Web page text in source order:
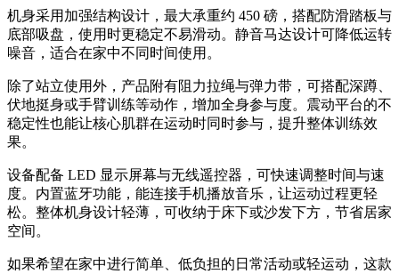
机身采用加强结构设计，最大承重约 450 磅，搭配防滑踏板与
底部吸盘，使用时更稳定不易滑动。静音马达设计可降低运转
噪音，适合在家中不同时间使用。
除了站立使用外，产品附有阻力拉绳与弹力带，可搭配深蹲、
伏地挺身或手臂训练等动作，增加全身参与度。震动平台的不
稳定性也能让核心肌群在运动时同时参与，提升整体训练效
果。
设备配备 LED 显示屏幕与无线遥控器，可快速调整时间与速
度。内置蓝牙功能，能连接手机播放音乐，让运动过程更轻
松。整体机身设计轻薄，可收纳于床下或沙发下方，节省居家
空间。
如果希望在家中进行简单、低负担的日常活动或轻运动，这款